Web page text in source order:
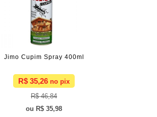
Jimo Cupim Spray 400ml
R$ 35,26
R$ 46,84
R$ 35,98